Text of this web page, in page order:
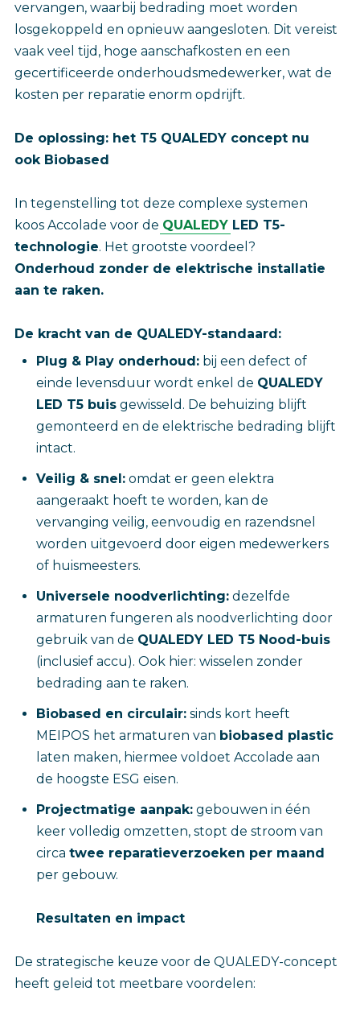
vervangen, waarbij bedrading moet worden
losgekoppeld en opnieuw aangesloten. Dit vereist
vaak veel tijd, hoge aanschafkosten en een
gecertificeerde onderhoudsmedewerker, wat de
kosten per reparatie enorm opdrijft.
De oplossing: het T5 QUALEDY concept nu
ook Biobased
In tegenstelling tot deze complexe systemen
koos Accolade voor de QUALEDY LED T5-
technologie. Het grootste voordeel?
Onderhoud zonder de elektrische installatie
aan te raken.
De kracht van de QUALEDY-standaard:
Plug & Play onderhoud: bij een defect of
einde levensduur wordt enkel de QUALEDY
LED T5 buis gewisseld. De behuizing blijft
gemonteerd en de elektrische bedrading blijft
intact.
Veilig & snel: omdat er geen elektra
aangeraakt hoeft te worden, kan de
vervanging veilig, eenvoudig en razendsnel
worden uitgevoerd door eigen medewerkers
of huismeesters.
Universele noodverlichting: dezelfde
armaturen fungeren als noodverlichting door
gebruik van de QUALEDY LED T5 Nood-buis
(inclusief accu). Ook hier: wisselen zonder
bedrading aan te raken.
Biobased en circulair: sinds kort heeft
MEIPOS het armaturen van biobased plastic
laten maken, hiermee voldoet Accolade aan
de hoogste ESG eisen.
Projectmatige aanpak: gebouwen in één
keer volledig omzetten, stopt de stroom van
circa twee reparatieverzoeken per maand
per gebouw.
Resultaten en impact
De strategische keuze voor de QUALEDY-concept
heeft geleid tot meetbare voordelen: